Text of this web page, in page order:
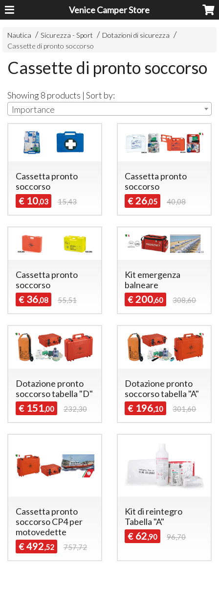
Venice Camper Store
Nautica Sicurezza - Sport
Dotazioni di sicurezza
Cassette di pronto soccorso
Cassette di pronto soccorso
Showing 8 products | Sort by:
Importance
Cassetta pronto
soccorso
€ 10,03 15,43
Cassetta pronto
soccorso
€ 26,05 40,08
Cassetta pronto
soccorso
€ 36,08 55,51
Kit emergenza
balneare
€ 200,60 308,60
Dotazione pronto
soccorso tabella "D"
€ 151,00 232,30
Dotazione pronto
soccorso tabella "A"
€ 196,10 301,60
Cassetta pronto
soccorso CP4 per
motovedette
€ 492,52 757,72
Kit di reintegro
Tabella "A"
€ 62,90 96,70